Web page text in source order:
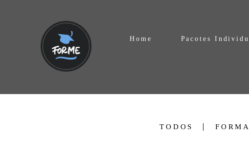
Home Pacotes
TODOS